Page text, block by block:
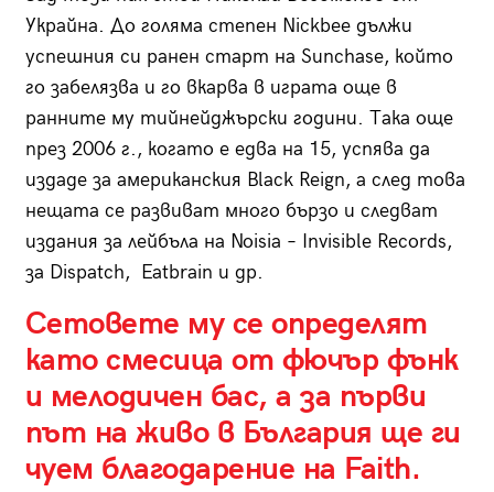
Украйна. До голяма степен Nickbee дължи
успешния си ранен старт на Sunchase, който
го забелязва и го вкарва в играта още в
ранните му тийнейджърски години. Така още
през 2006 г., когато е едва на 15, успява да
издаде за американския Black Reign, а след това
нещата се развиват много бързо и следват
издания за лейбъла на Noisia – Invisible Records,
за Dispatch, Eatbrain и др.
Сетовете му се определят
като смесица от фючър фънк
и мелодичен бас, а за първи
път на живо в България ще ги
чуем благодарение на Faith.